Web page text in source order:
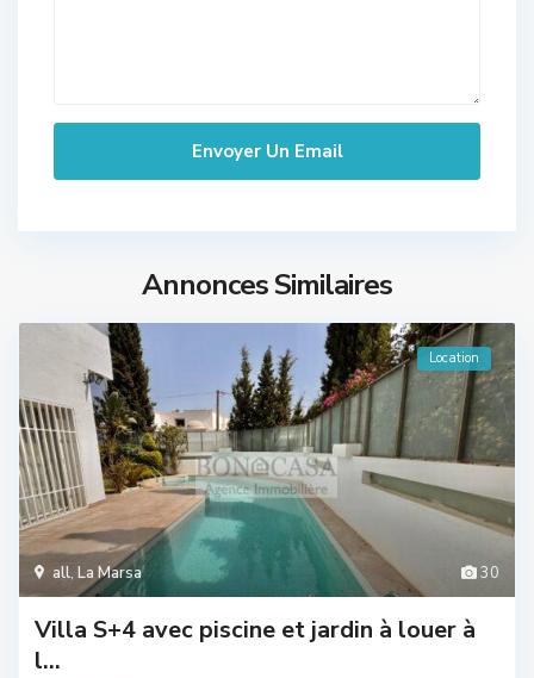
Annonces Similaires
30
all, La Marsa
Location
Villa S+4 avec piscine et jardin à louer à
l...